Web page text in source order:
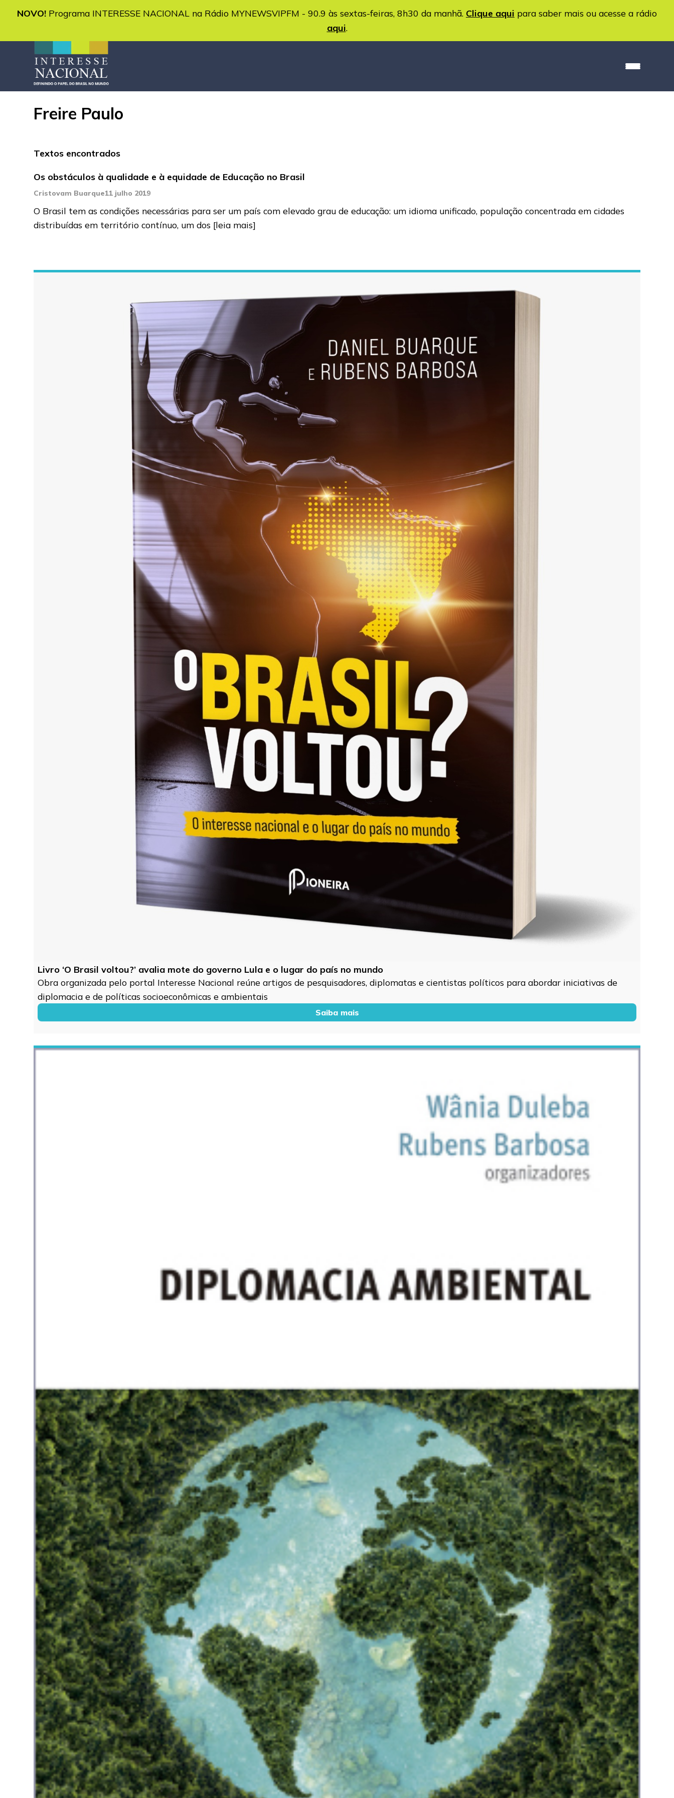
NOVO! Programa INTERESSE NACIONAL na Rádio MYNEWSVIPFM - 90.9 às sextas-feiras, 8h30 da manhã. Clique aqui para saber mais ou acesse a rádio
aqui.
Freire Paulo
Textos encontrados
Os obstáculos à qualidade e à equidade de Educação no Brasil
Cristovam Buarque11 julho 2019
O Brasil tem as condições necessárias para ser um país com elevado grau de educação: um idioma unificado, população concentrada em cidades
distribuídas em território contínuo, um dos [leia mais]
Livro ‘O Brasil voltou?’ avalia mote do governo Lula e o lugar do país no mundo
Obra organizada pelo portal Interesse Nacional reúne artigos de pesquisadores, diplomatas e cientistas políticos para abordar iniciativas de
diplomacia e de políticas socioeconômicas e ambientais
Saiba mais